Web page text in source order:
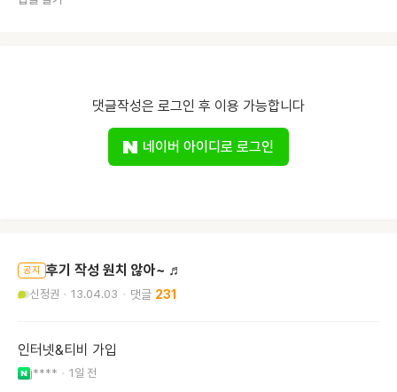
댓글작성은 로그인 후 이용 가능합니다
네이버 아이디로 로그인
공지 후기 작성 원치 않아~ ♬
신정권 13.04.03 231
인터넷&티비 가입
j**** 1일 전